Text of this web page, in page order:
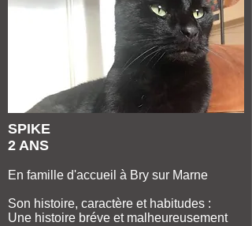
SPIKE
2 ANS
En famille d'accueil à Bry sur Marne
Son histoire, caractère et habitudes :
Une histoire bréve et malheureusement